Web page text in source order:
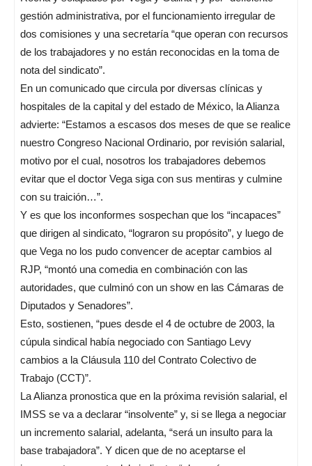
gestión administrativa, por el funcionamiento irregular de
dos comisiones y una secretaría “que operan con recursos
de los trabajadores y no están reconocidas en la toma de
nota del sindicato”.
En un comunicado que circula por diversas clínicas y
hospitales de la capital y del estado de México, la Alianza
advierte: “Estamos a escasos dos meses de que se realice
nuestro Congreso Nacional Ordinario, por revisión salarial,
motivo por el cual, nosotros los trabajadores debemos
evitar que el doctor Vega siga con sus mentiras y culmine
con su traición…”.
Y es que los inconformes sospechan que los “incapaces”
que dirigen al sindicato, “lograron su propósito”, y luego de
que Vega no los pudo convencer de aceptar cambios al
RJP, “montó una comedia en combinación con las
autoridades, que culminó con un show en las Cámaras de
Diputados y Senadores”.
Esto, sostienen, “pues desde el 4 de octubre de 2003, la
cúpula sindical había negociado con Santiago Levy
cambios a la Cláusula 110 del Contrato Colectivo de
Trabajo (CCT)”.
La Alianza pronostica que en la próxima revisión salarial, el
IMSS se va a declarar “insolvente” y, si se llega a negociar
un incremento salarial, adelanta, “será un insulto para la
base trabajadora”. Y dicen que de no aceptarse el